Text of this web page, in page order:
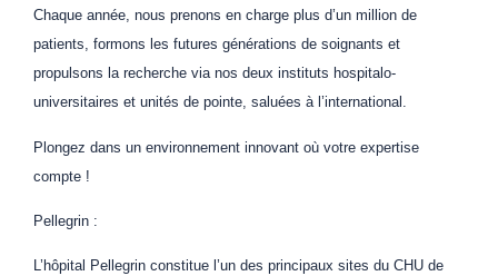
Chaque année, nous prenons en charge plus d’un million de
patients, formons les futures générations de soignants et
propulsons la recherche via nos deux instituts hospitalo-
universitaires et unités de pointe, saluées à l’international.
Plongez dans un environnement innovant où votre expertise
compte !
Pellegrin :
L’hôpital Pellegrin constitue l’un des principaux sites du CHU de